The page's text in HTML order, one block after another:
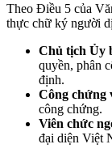
Theo Điều 5 của
thực chữ ký người
Chủ tịch Ủy
quyền, phân
định.
Công chứng
công chứng.
Viên chức
đại diện Việt